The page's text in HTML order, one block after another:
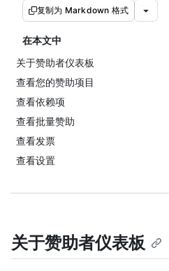
复制为 Markdown 格式
在本文中
关于赞助者仪表板
查看您的赞助项目
查看依赖项
查看批量赞助
查看发票
查看设置
关于赞助者仪表板